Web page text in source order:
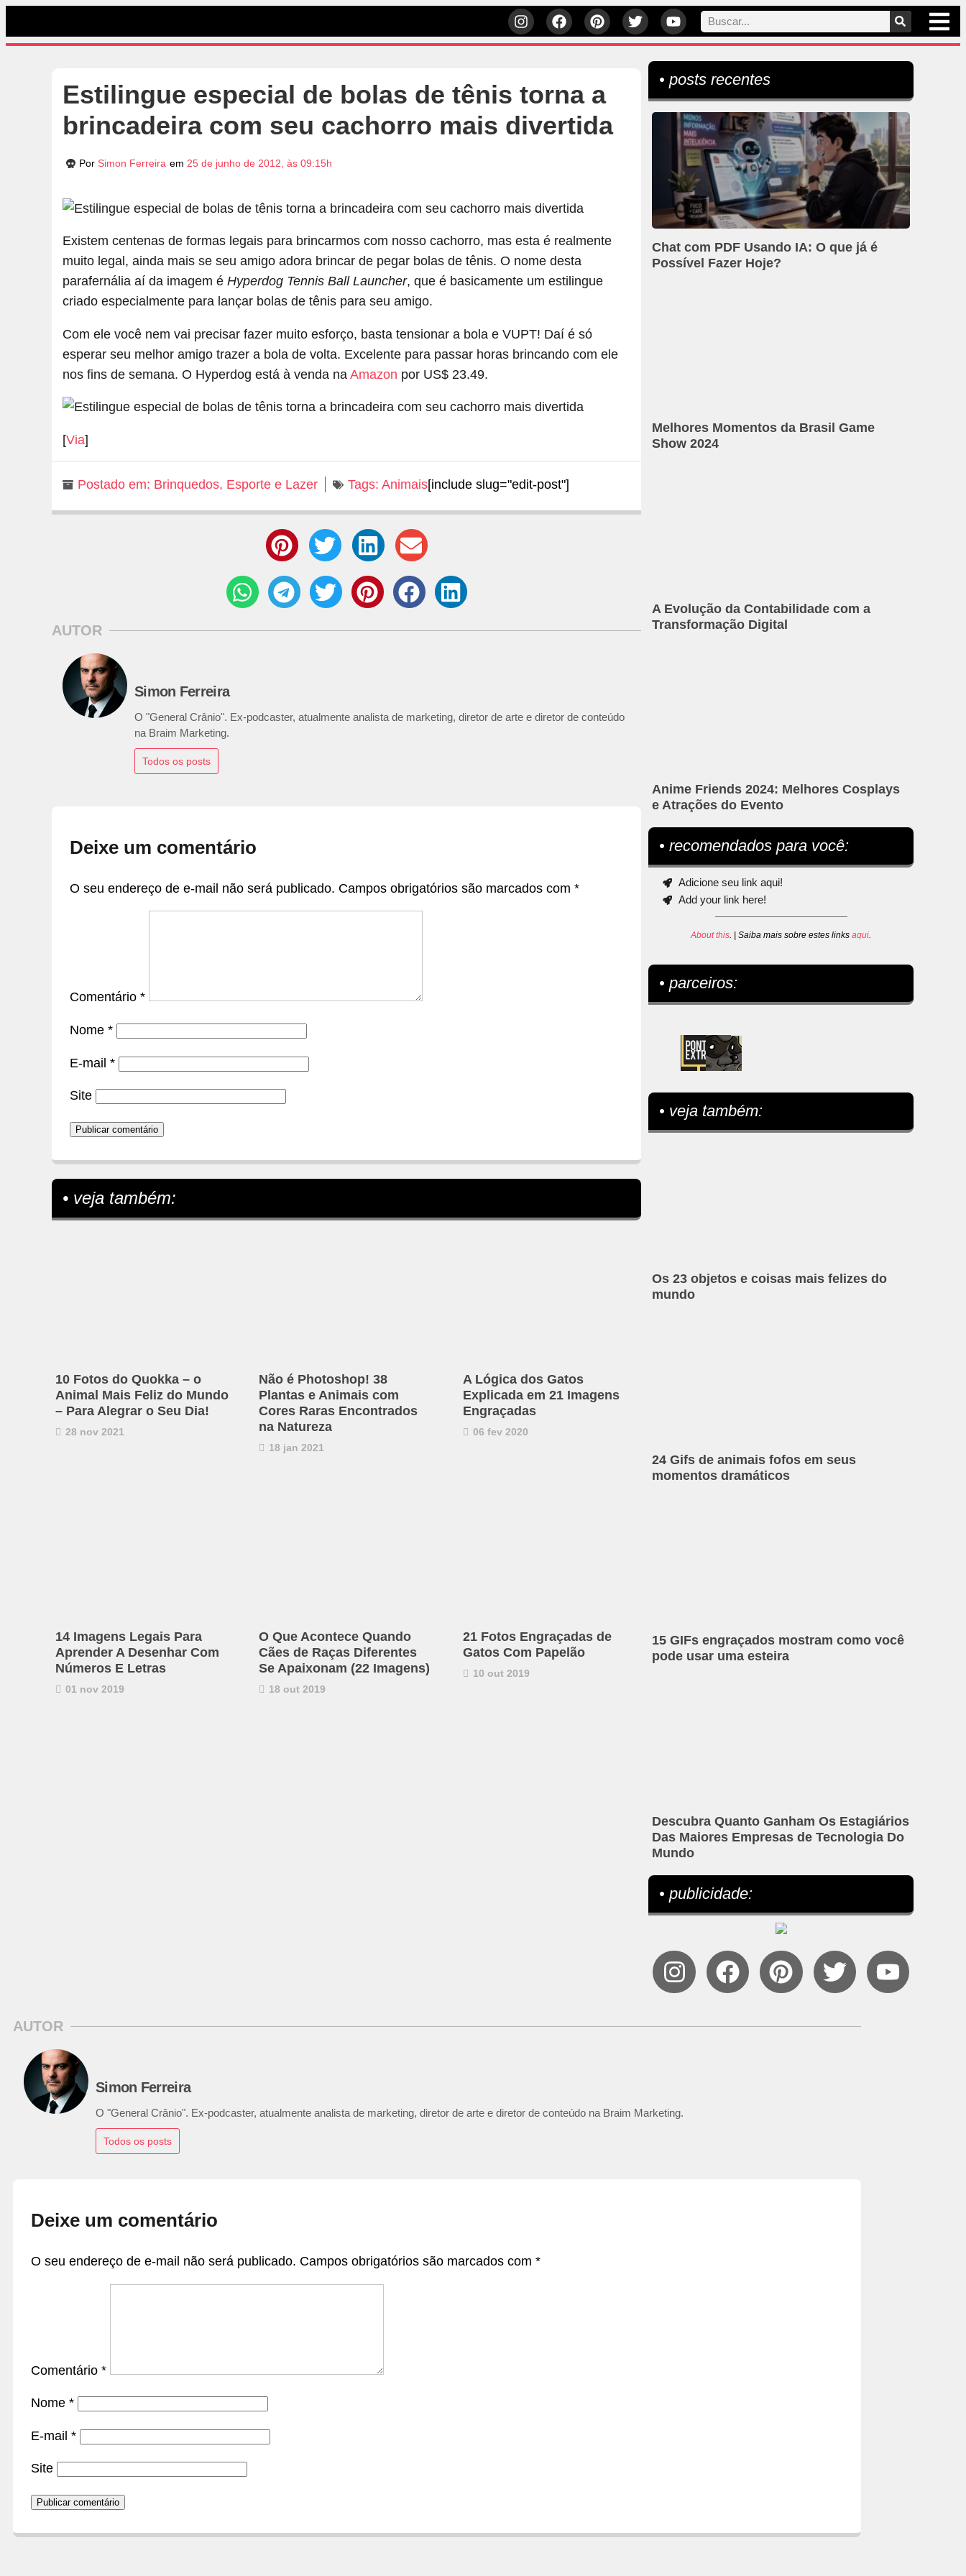
Estilingue especial de bolas de tênis torna a
brincadeira com seu cachorro mais divertida
Por Simon Ferreira em 25 de junho de 2012, às 09:15h
Existem centenas de formas legais para brincarmos com nosso cachorro, mas esta é realmente
muito legal, ainda mais se seu amigo adora brincar de pegar bolas de tênis. O nome desta
parafernália aí da imagem é Hyperdog Tennis Ball Launcher, que é basicamente um estilingue
criado especialmente para lançar bolas de tênis para seu amigo.
Com ele você nem vai precisar fazer muito esforço, basta tensionar a bola e VUPT! Daí é só
esperar seu melhor amigo trazer a bola de volta. Excelente para passar horas brincando com ele
nos fins de semana. O Hyperdog está à venda na Amazon por US$ 23.49.
[Via]
Postado em: Brinquedos, Esporte e Lazer Tags: Animais[include slug="edit-post"]
AUTOR
Simon Ferreira
O "General Crânio". Ex-podcaster, atualmente analista de marketing, diretor de arte e diretor de conteúdo
na Braim Marketing.
Todos os posts
Deixe um comentário
O seu endereço de e-mail não será publicado. Campos obrigatórios são marcados com *
Comentário *
Nome *
E-mail *
Site
• veja também:
10 Fotos do Quokka – o
Animal Mais Feliz do Mundo
– Para Alegrar o Seu Dia!
28 nov 2021
Não é Photoshop! 38
Plantas e Animais com
Cores Raras Encontrados
na Natureza
18 jan 2021
A Lógica dos Gatos
Explicada em 21 Imagens
Engraçadas
06 fev 2020
14 Imagens Legais Para
Aprender A Desenhar Com
Números E Letras
01 nov 2019
O Que Acontece Quando
Cães de Raças Diferentes
Se Apaixonam (22 Imagens)
18 out 2019
21 Fotos Engraçadas de
Gatos Com Papelão
10 out 2019
• posts recentes
Chat com PDF Usando IA: O que já é
Possível Fazer Hoje?
Melhores Momentos da Brasil Game
Show 2024
A Evolução da Contabilidade com a
Transformação Digital
Anime Friends 2024: Melhores Cosplays
e Atrações do Evento
• recomendados para você:
Adicione seu link aqui!
Add your link here!
About this. | Saiba mais sobre estes linksaqui.
• parceiros:
• veja também:
Os 23 objetos e coisas mais felizes do
mundo
24 Gifs de animais fofos em seus
momentos dramáticos
15 GIFs engraçados mostram como você
pode usar uma esteira
Descubra Quanto Ganham Os Estagiários
Das Maiores Empresas de Tecnologia Do
Mundo
• publicidade:
AUTOR
Simon Ferreira
O "General Crânio". Ex-podcaster, atualmente analista de marketing, diretor de arte e diretor de conteúdo na Braim Marketing.
Todos os posts
Deixe um comentário
O seu endereço de e-mail não será publicado. Campos obrigatórios são marcados com *
Comentário *
Nome *
E-mail *
Site